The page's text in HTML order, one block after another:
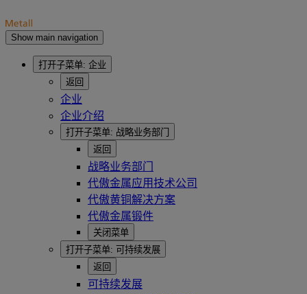
Show main navigation
打开子菜单: 企业
返回
企业
企业介绍
打开子菜单: 战略业务部门
返回
战略业务部门
代傲金属应用技术公司
代傲黄铜解决方案
代傲金属锻件
关闭菜单
打开子菜单: 可持续发展
返回
可持续发展